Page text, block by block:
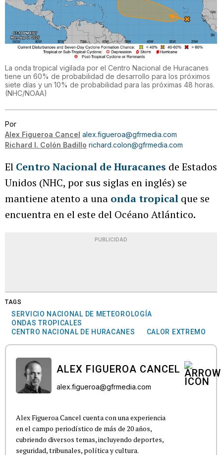
La onda tropical vigilada por el Centro Nacional de Huracanes
tiene un 60% de probabilidad de desarrollo para los próximos
siete días y un 10% de probabilidad para las próximas 48 horas.
(NHC/NOAA)
Por
Alex Figueroa Cancel alex.figueroa@gfrmedia.com
Richard I. Colón Badillo richard.colon@gfrmedia.com
El Centro Nacional de Huracanes de Estados
Unidos (NHC, por sus siglas en inglés) se
mantiene atento a una onda tropical que se
encuentra en el este del Océano Atlántico.
PUBLICIDAD
TAGS
SERVICIO NACIONAL DE METEOROLOGÍA
ONDAS TROPICALES
CENTRO NACIONAL DE HURACANES
CALOR EXTREMO
ALEX FIGUEROA CANCEL
alex.figueroa@gfrmedia.com
Alex Figueroa Cancel cuenta con una experiencia
en el campo periodístico de más de 20 años,
cubriendo diversos temas, incluyendo deportes,
seguridad, tribunales, política y cultura.